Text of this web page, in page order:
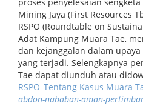
Mining Jaya (First Resources
RSPO (Roundtable on
Adat Kampung Muara Tae,
dan kejanggalan dalam
yang terjadi. Selengkapnya
Tae dapat diunduh atau
RSPO_Tentang Kasus Muara
abdon-nababan-aman-